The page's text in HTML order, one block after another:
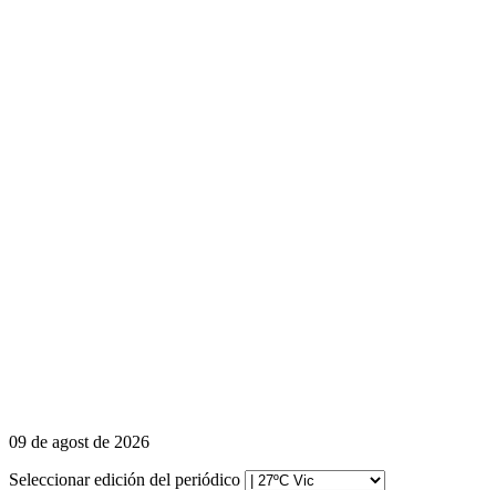
09 de agost de 2026
Seleccionar edición del periódico